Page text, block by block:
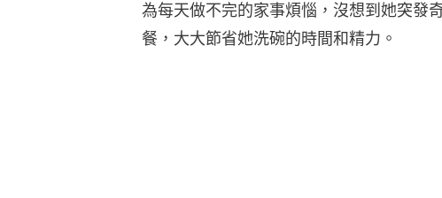
為每天做不完的家事煩惱，沒想到她突發
餐，大大節省她洗碗的時間和精力。